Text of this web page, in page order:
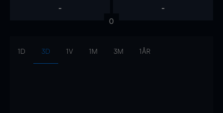
- -
0
1D 3D 1V 1M 3M 1ÅR